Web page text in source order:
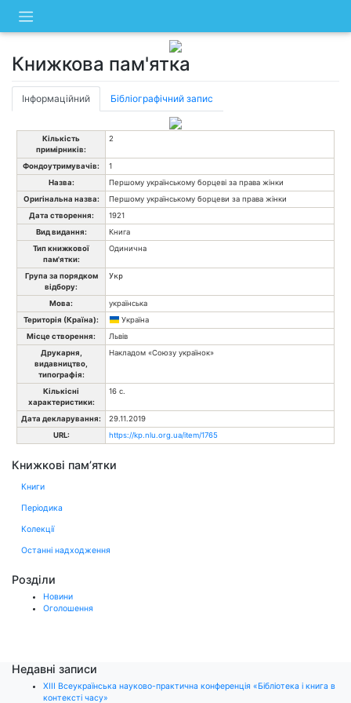
content
Книжкова пам'ятка
Інформаційний Бібліографічний запис
Кількість
примірників:
2
Фондоутримувачів:
1
Назва:
Першому українському борцеві за права жінки
Оригінальна назва:
Першому українському борцеви за права жінки
Дата створення:
1921
Вид видання:
Книга
Тип книжкової
пам'ятки:
Одинична
Група за порядком
відбору:
Укр
Мова:
українська
Територія (Країна):
Україна
Місце створення:
Львів
Друкарня,
видавництво,
типографія:
Накладом «Союзу українок»
Кількісні
характеристики:
16 с.
Дата декларування:
29.11.2019
URL:
https://kp.nlu.org.ua/item/1765
Книжкові пам’ятки
Книги
Періодика
Колекції
Останні надходження
Розділи
Новини
Оголошення
Недавні записи
ХІІІ Всеукраїнська науково-практична конференція «Бібліотека і книга в
контексті часу»